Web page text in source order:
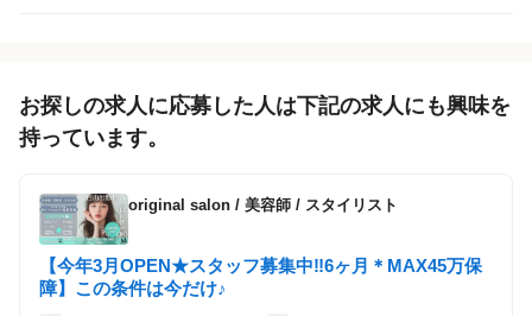
など）が見られます
2件の店舗
（大阪府大阪市:中津駅 徒歩 0分 ）
アートネイチャー名古屋事務所
（愛知県名古屋市:近鉄名古屋駅 徒歩 6分 ）
お探しの求人に応募した人は下記の求人にも興味を
持っています。
original salon / 美容師 / スタイリスト
【今年3月OPEN★スタッフ募集中‼6ヶ月＊MAX45万保
障】この条件は今だけ♪